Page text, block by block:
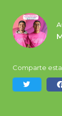
Comparte